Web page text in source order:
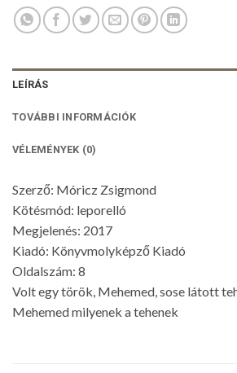
LEÍRÁS
TOVÁBBI INFORMÁCIÓK
VÉLEMÉNYEK (0)
Szerző: Móricz Zsigmond
Kötésmód: leporelló
Megjelenés: 2017
Kiadó: Könyvmolyképző Kiadó
Oldalszám: 8
Volt egy török, Mehemed, sose látott
Mehemed milyenek a tehenek